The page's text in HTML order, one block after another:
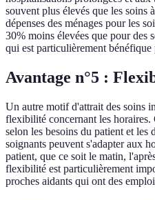
souvent plus élevés que les soins
dépenses des ménages pour les
30% moins élevées que pour des
qui est particulièrement
Avantage n°5 :
Un autre motif d'attrait des soins
flexibilité concernant les
selon les besoins du patient et
soignants peuvent s'adapter aux
patient, que ce soit le matin,
flexibilité est particulièrement
proches aidants qui ont des